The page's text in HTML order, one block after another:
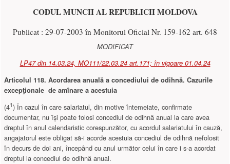
CODUL MUNCII AL REPUBLICII MOLDOVA
Publicat : 29-07-2003 în Monitorul Oficial Nr. 159-162 art. 648
MODIFICAT
LP47 din 14.03.24, MO111/22.03.24 art.171; în vigoare 01.04.24
Articolul 118. Acordarea anuală a concediului de odihnă. Cazurile
excepţionale de amînare a acestuia
(41) În cazul în care salariatul, din motive întemeiate, confirmate
documentar, nu își poate folosi concediul de odihnă anual la care avea
dreptul în anul calendaristic corespunzător, cu acordul salariatului în cauză,
angajatorul este obligat să-i acorde acestuia concediul de odihnă nefolosit
în decurs de doi ani, începând cu anul următor celui în care i s-a acordat
dreptul la concediul de odihnă anual.